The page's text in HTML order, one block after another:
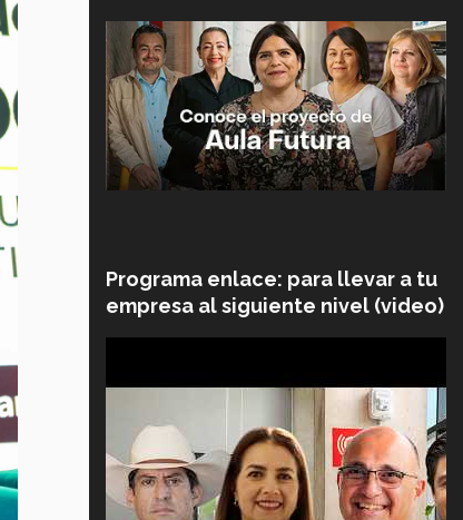
Programa enlace: para llevar a tu
empresa al siguiente nivel (video)